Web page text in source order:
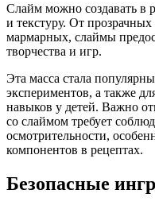
Слайм можно создавать в
и текстуру. От
мармарных, слаймы
творчества и игр.
Эта масса стала
экспериментов, а также
навыков у детей. Важно
со слаймом требует
осмотрительности,
компонентов в рецептах.
Безопасные